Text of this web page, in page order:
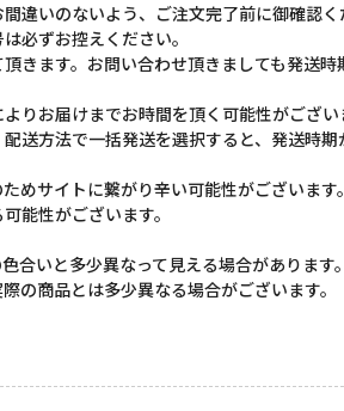
違いのないよう、ご注文完了前に御確認く
必ずお控えください。
きます。お問い合わせ頂きましても発送時
りお届けまでお時間を頂く可能性がござい
送方法で一括発送を選択すると、発送時
めサイトに繋がり辛い可能性がございます。
能性がございます。
いと多少異なって見える場合があります。
の商品とは多少異なる場合がございます。